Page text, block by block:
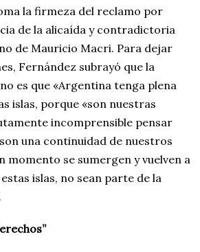
la firmeza del reclamo por
de la alicaída y contradictoria
de Mauricio Macri. Para dejar
Fernández subrayó que la
es que «Argentina tenga plena
islas, porque «son nuestras
incomprensible pensar
una continuidad de nuestros
momento se sumergen y vuelven a
islas, no sean parte de la